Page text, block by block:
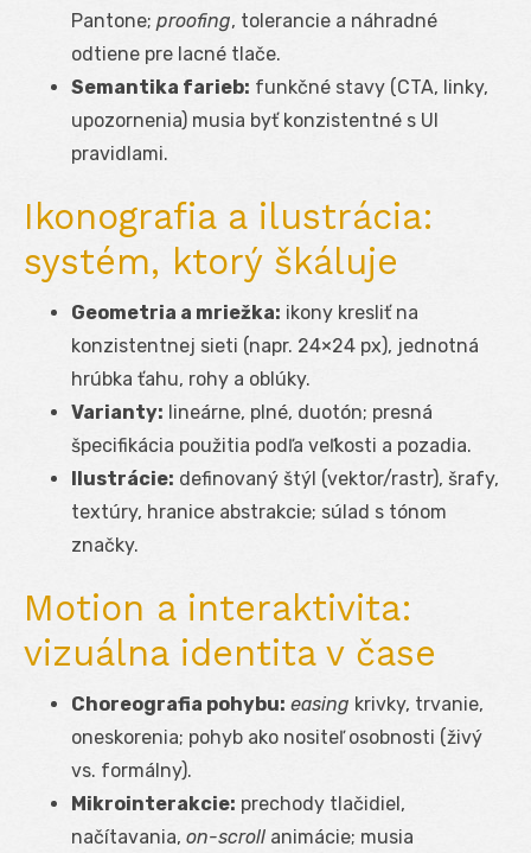
Pantone; proofing, tolerancie a náhradné
odtiene pre lacné tlače.
Semantika farieb: funkčné stavy (CTA, linky,
upozornenia) musia byť konzistentné s UI
pravidlami.
Ikonografia a ilustrácia:
systém, ktorý škáluje
Geometria a mriežka: ikony kresliť na
konzistentnej sieti (napr. 24×24 px), jednotná
hrúbka ťahu, rohy a oblúky.
Varianty: lineárne, plné, duotón; presná
špecifikácia použitia podľa veľkosti a pozadia.
Ilustrácie: definovaný štýl (vektor/rastr), šrafy,
textúry, hranice abstrakcie; súlad s tónom
značky.
Motion a interaktivita:
vizuálna identita v čase
Choreografia pohybu: easing krivky, trvanie,
oneskorenia; pohyb ako nositeľ osobnosti (živý
vs. formálny).
Mikrointerakcie: prechody tlačidiel,
načítavania, on-scroll animácie; musia